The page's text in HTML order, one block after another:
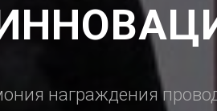
награждения